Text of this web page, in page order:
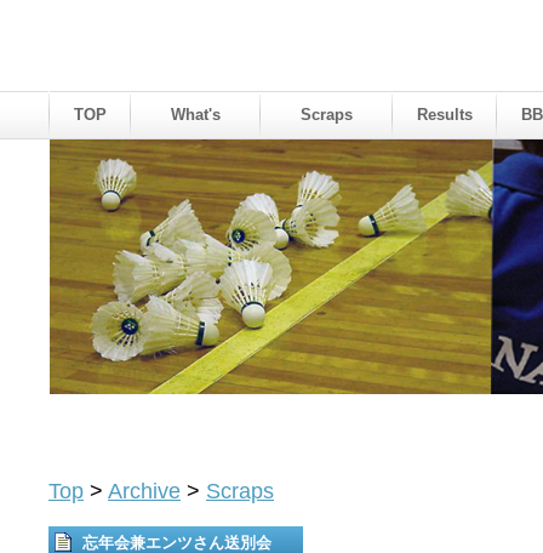
Top > Archive > Scraps
忘年会兼エンツさん送別会
TOP What's Scraps Results